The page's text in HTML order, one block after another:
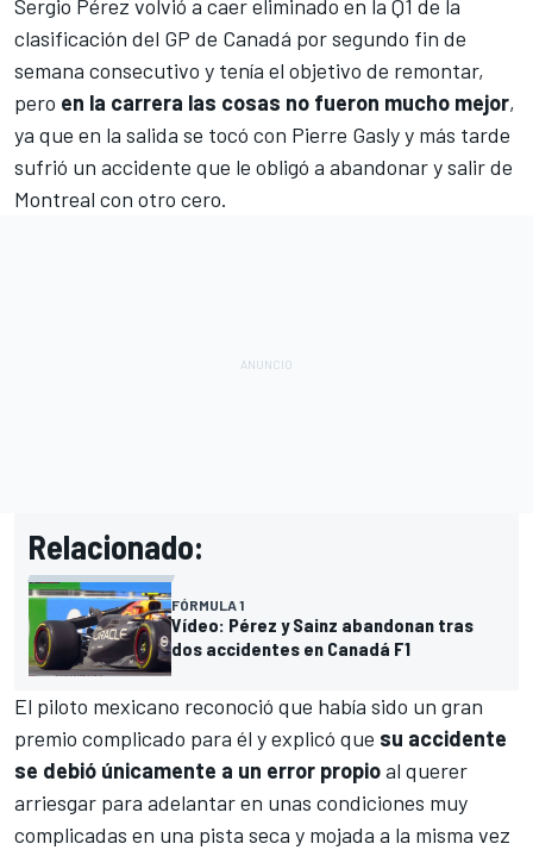
Sergio Pérez volvió a caer eliminado en la Q1 de la
clasificación del GP de Canadá por segundo fin de
semana consecutivo y tenía el objetivo de remontar,
pero en la carrera las cosas no fueron mucho mejor,
ya que en la salida se tocó con Pierre Gaslyy más tarde
sufrió un accidente que le obligó a abandonar y salir de
Montreal con otro cero.
Relacionado:
FÓRMULA 1
Vídeo: Pérez y Sainz abandonan tras
dos accidentes en Canadá F1
El piloto mexicano reconoció que había sido un gran
premio complicado para él y explicó que su accidente
se debió únicamente a un error propioal querer
arriesgar para adelantar en unas condiciones muy
complicadas en una pista seca y mojada a la misma vez